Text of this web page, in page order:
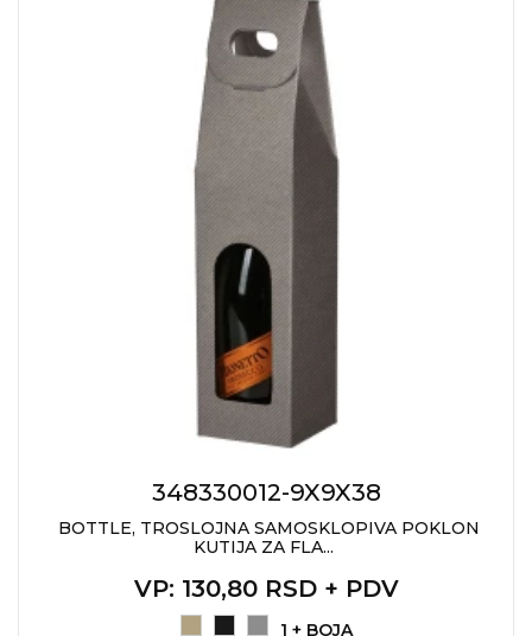
348330012-9X9X38
BOTTLE, TROSLOJNA SAMOSKLOPIVA POKLON
KUTIJA ZA FLA...
VP: 130,80 RSD + PDV
1 + BOJA